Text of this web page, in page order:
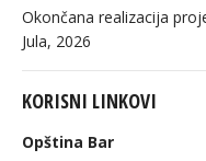
Okončana realizacija
Jula, 2026
KORISNI LINKOVI
Opština Bar